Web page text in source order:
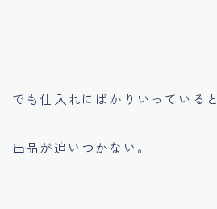
でも仕入れにばかりいっていると
出品が追いつかない。